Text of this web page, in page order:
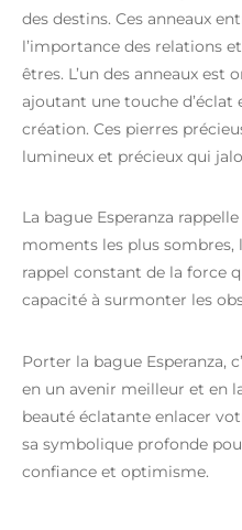
des destins. Ces anneaux
l’importance des relations
êtres. L’un des anneaux est
ajoutant une touche
création. Ces pierres
lumineux et précieux qui
La bague Esperanza
moments les plus sombres,
rappel constant de la force
capacité à surmonter les
Porter la bague Esperanza,
en un avenir meilleur et en
beauté éclatante enlacer
sa symbolique profonde
confiance et optimisme.